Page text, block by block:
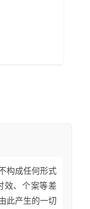
构成任何形式
效、个案等差
此产生的一切